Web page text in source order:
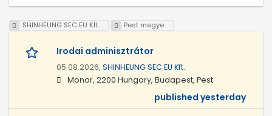
SHINHEUNG SEC EU Kft. Pest megye
Irodai adminisztrátor
05.08.2026, SHINHEUNG SEC EU Kft.
Monor, 2200 Hungary, Budapest, Pest
published yesterday